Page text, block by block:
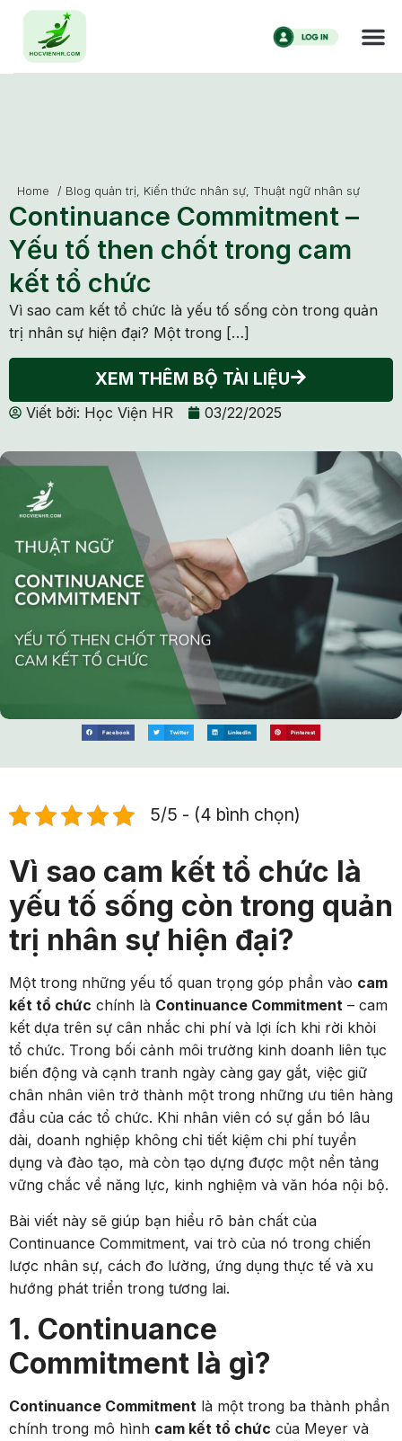
Home / Blog quản trị, Kiến thức nhân sự, Thuật ngữ nhân sự
Continuance Commitment –
Yếu tố then chốt trong cam
kết tổ chức
Vì sao cam kết tổ chức là yếu tố sống còn trong quản
trị nhân sự hiện đại? Một trong […]
XEM THÊM BỘ TÀI LIỆU
Viết bởi: Học Viện HR 03/22/2025
Facebook Twitter LinkedIn Pinterest
5/5 - (4 bình chọn)
Vì sao cam kết tổ chức là
yếu tố sống còn trong quản
trị nhân sự hiện đại?
Một trong những yếu tố quan trọng góp phần vào cam
kết tổ chức chính là Continuance Commitment – cam
kết dựa trên sự cân nhắc chi phí và lợi ích khi rời khỏi
tổ chức. Trong bối cảnh môi trường kinh doanh liên tục
biến động và cạnh tranh ngày càng gay gắt, việc giữ
chân nhân viên trở thành một trong những ưu tiên hàng
đầu của các tổ chức. Khi nhân viên có sự gắn bó lâu
dài, doanh nghiệp không chỉ tiết kiệm chi phí tuyển
dụng và đào tạo, mà còn tạo dựng được một nền tảng
vững chắc về năng lực, kinh nghiệm và văn hóa nội bộ.
Bài viết này sẽ giúp bạn hiểu rõ bản chất của
Continuance Commitment, vai trò của nó trong chiến
lược nhân sự, cách đo lường, ứng dụng thực tế và xu
hướng phát triển trong tương lai.
1. Continuance
Commitment là gì?
Continuance Commitment là một trong ba thành phần
chính trong mô hình cam kết tổ chức của Meyer và